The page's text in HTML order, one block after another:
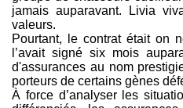
jamais auparavant. Livia
valeurs.
Pourtant, le contrat était on
l’avait signé six mois
d'assurances au nom
porteurs de certains gènes
À force d’analyser les